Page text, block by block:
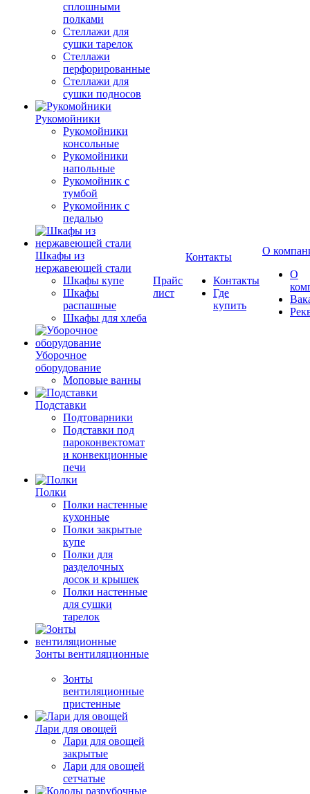
сплошными
полками
Стеллажи для
сушки тарелок
Стеллажи
перфорированные
Стеллажи для
сушки подносов
Рукомойники
Рукомойники
консольные
Рукомойники
напольные
Рукомойник с
тумбой
Рукомойник с
педалью
Шкафы из
нержавеющей стали
Шкафы купе
Шкафы
распашные
Шкафы для хлеба
Уборочное
оборудование
Моповые ванны
Подставки
Подтоварники
Подставки под
пароконвектомат
и конвекционные
печи
Полки
Полки настенные
кухонные
Полки закрытые
купе
Полки для
разделочных
досок и крышек
Полки настенные
для сушки
тарелок
Зонты вентиляционные
Зонты
вентиляционные
пристенные
Лари для овощей
Лари для овощей
закрытые
Лари для овощей
сетчатые
Прайс
лист
Контакты
Контакты
Где
купить
О
О